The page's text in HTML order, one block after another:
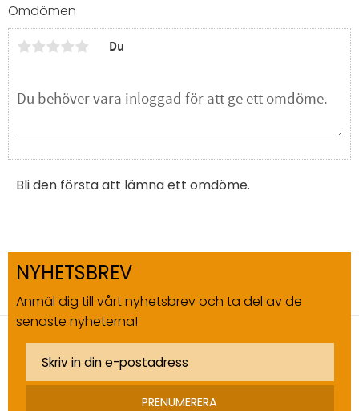
Omdömen
Du
Bli den första att lämna ett omdöme.
NYHETSBREV
Anmäl dig till vårt nyhetsbrev och ta del av de
senaste nyheterna!
PRENUMERERA